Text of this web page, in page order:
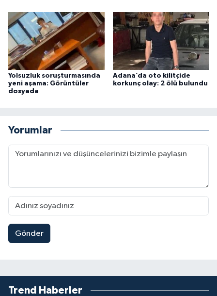
Yolsuzluk soruşturmasında
yeni aşama: Görüntüler
dosyada
Adana’da oto kilitçide
korkunç olay: 2 ölü bulundu
Yorumlar
Gönder
Trend Haberler